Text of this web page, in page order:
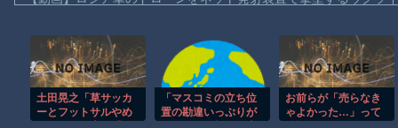
【動画】よく助けられたな。岐阜の川で外国人が溺れてしまう事
渡邊渚さん「私がPTSDと診断された当時、世間はまだPTSDと
【動画】自動ドアの仕組みを理解した富山のツバメが賢い。
土田晃之「草サッカ
ーとフットサルやめ
「マスコミの立ち位
置の勘違いっぷりが
お前らが「売らなき
ゃよかった…」って